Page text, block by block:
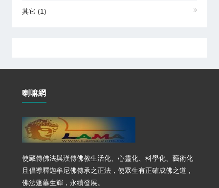
其它 (1)
喇嘛網
使藏傳佛法與漢傳佛教生活化、心靈化、科學化、藝術化
且倡導釋迦牟尼佛傳承之正法，使眾生有正確成佛之道，
佛法蓬蓽生輝，永續發展。